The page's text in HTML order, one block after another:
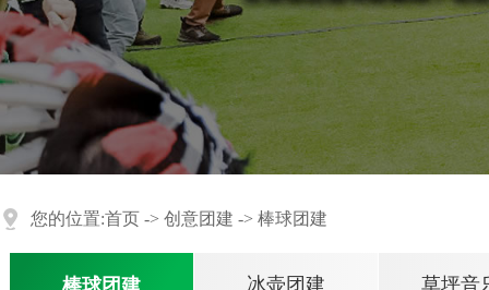
您的位置:首页 -> 创意团建 -> 棒球团建
棒球团建 冰壶团建 草坪音